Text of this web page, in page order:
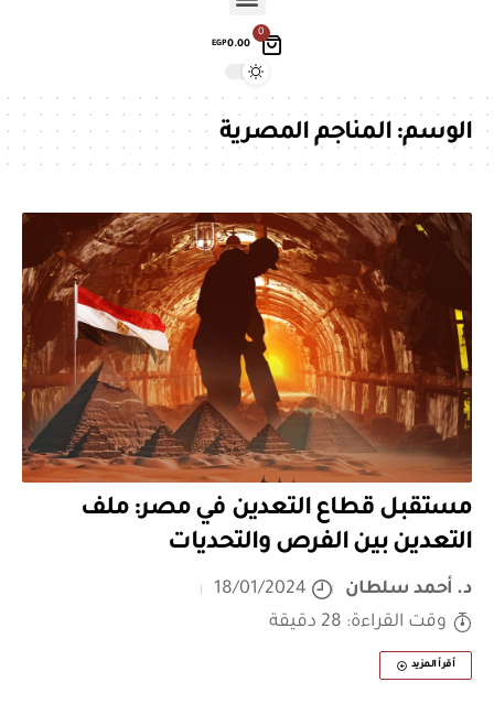
0
EGP0.00
الوسم:المناجم المصرية
مستقبل قطاع التعدين في مصر: ملف
التعدين بين الفرص والتحديات
د. أحمد سلطان
18/01/2024
وقت القراءة: 28 دقيقة
أقرأ المزيد